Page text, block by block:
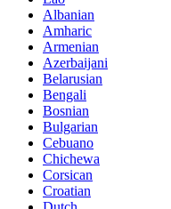
Albanian
Amharic
Armenian
Azerbaijani
Belarusian
Bengali
Bosnian
Bulgarian
Cebuano
Chichewa
Corsican
Croatian